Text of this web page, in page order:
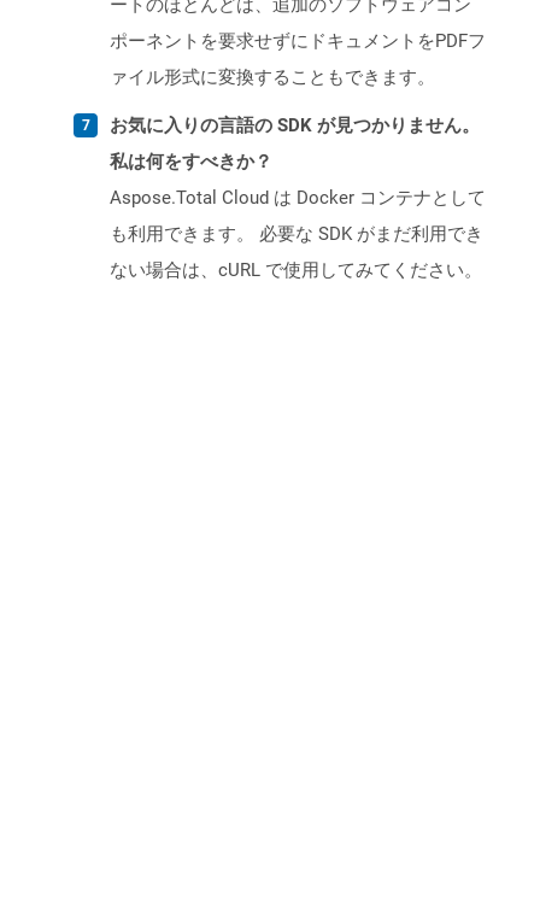
ートのほとんどは、追加のソフトウェアコン
ポーネントを要求せずにドキュメントをPDFフ
ァイル形式に変換することもできます。
お気に入りの言語の SDK が見つかりません。
私は何をすべきか？
Aspose.Total Cloud は Docker コンテナとして
も利用できます。 必要な SDK がまだ利用でき
ない場合は、cURL で使用してみてください。